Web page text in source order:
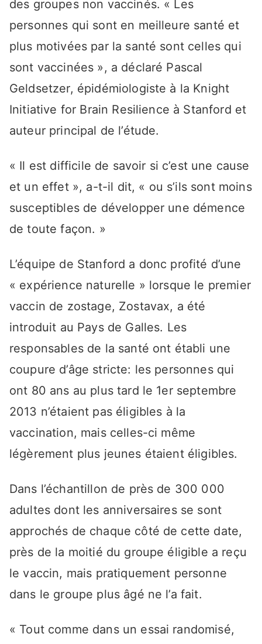
des groupes non vaccinés. « Les
personnes qui sont en meilleure santé et
plus motivées par la santé sont celles qui
sont vaccinées », a déclaré Pascal
Geldsetzer, épidémiologiste à la Knight
Initiative for Brain Resilience à Stanford et
auteur principal de l’étude.
« Il est difficile de savoir si c’est une cause
et un effet », a-t-il dit, « ou s’ils sont moins
susceptibles de développer une démence
de toute façon. »
L’équipe de Stanford a donc profité d’une
« expérience naturelle » lorsque le premier
vaccin de zostage, Zostavax, a été
introduit au Pays de Galles. Les
responsables de la santé ont établi une
coupure d’âge stricte: les personnes qui
ont 80 ans au plus tard le 1er septembre
2013 n’étaient pas éligibles à la
vaccination, mais celles-ci même
légèrement plus jeunes étaient éligibles.
Dans l’échantillon de près de 300 000
adultes dont les anniversaires se sont
approchés de chaque côté de cette date,
près de la moitié du groupe éligible a reçu
le vaccin, mais pratiquement personne
dans le groupe plus âgé ne l’a fait.
« Tout comme dans un essai randomisé,